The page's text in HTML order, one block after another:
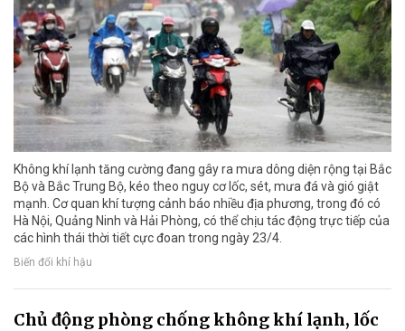
Không khí lạnh tăng cường đang gây ra mưa dông diện rộng tại Bắc
Bộ và Bắc Trung Bộ, kéo theo nguy cơ lốc, sét, mưa đá và gió giật
mạnh. Cơ quan khí tượng cảnh báo nhiều địa phương, trong đó có
Hà Nội, Quảng Ninh và Hải Phòng, có thể chịu tác động trực tiếp của
các hình thái thời tiết cực đoan trong ngày 23/4.
Biến đổi khí hậu
Chủ động phòng chống không khí lạnh, lốc